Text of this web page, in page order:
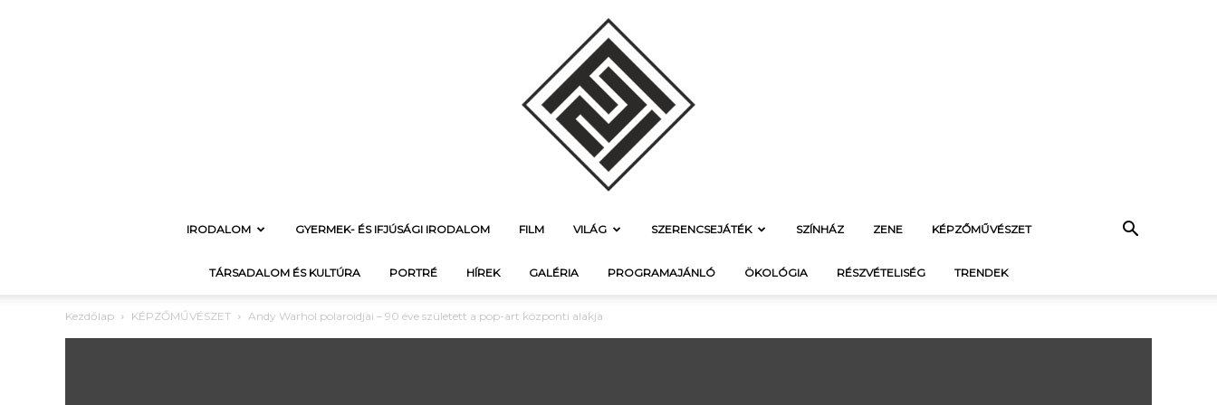
f21.hu
IRODALOM GYERMEK- ÉS IFJÚSÁGI IRODALOM FILM VILÁG SZERENCSEJÁTÉK SZÍNHÁZ ZENE KÉPZŐMŰVÉSZET
TÁRSADALOM ÉS KULTÚRA PORTRÉ HÍREK GALÉRIA PROGRAMAJÁNLÓ ÖKOLÓGIA RÉSZVÉTELISÉG TRENDEK
Kezdőlap KÉPZŐMŰVÉSZET Andy Warhol polaroidjai – 90 éve született a pop-art központi alakja